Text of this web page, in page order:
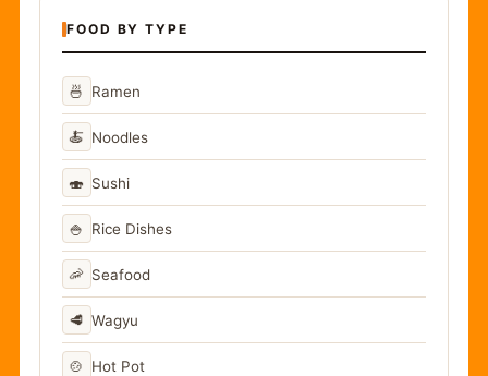
FOOD BY TYPE
🍜 Ramen
🍝 Noodles
🍣 Sushi
🍚 Rice Dishes
🦐 Seafood
🥩 Wagyu
🍲 Hot Pot